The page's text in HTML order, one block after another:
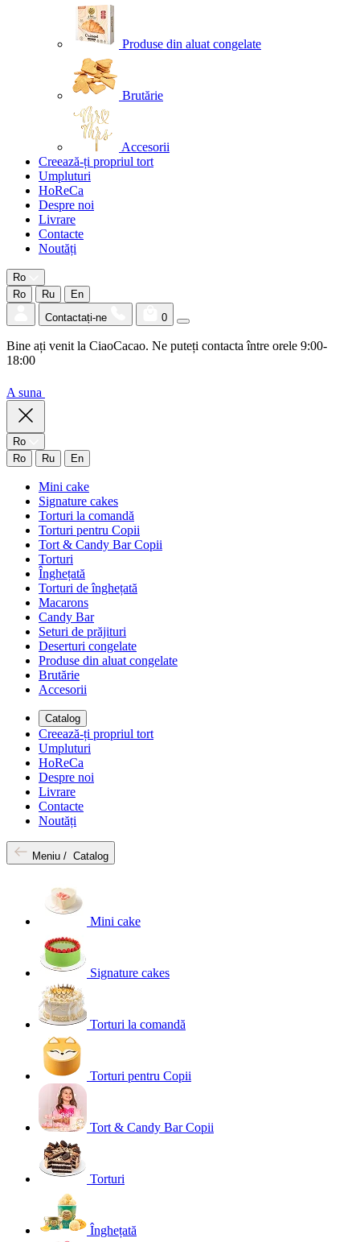
Produse din aluat congelate
Brutărie
Accesorii
Creează-ți propriul tort
Umpluturi
HoReCa
Despre noi
Livrare
Contacte
Noutăți
Ro
Ro
Ru
En
Contactați-ne
0
Bine ați venit la CiaoCacao. Ne puteți contacta între orele 9:00-
18:00
A suna
Ro
Ro
Ru En
Mini cake
Signature cakes
Torturi la comandă
Torturi pentru Copii
Tort & Candy Bar Copii
Torturi
Înghețată
Torturi de înghețată
Macarons
Candy Bar
Seturi de prăjituri
Deserturi congelate
Produse din aluat congelate
Brutărie
Accesorii
Catalog
Creează-ți propriul tort
Umpluturi
HoReCa
Despre noi
Livrare
Contacte
Noutăți
Meniu / Catalog
Mini cake
Signature cakes
Torturi la comandă
Torturi pentru Copii
Tort & Candy Bar Copii
Torturi
Înghețată